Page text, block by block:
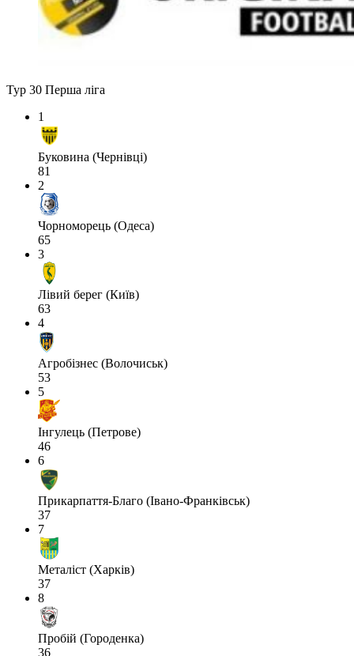
Тур 30 Перша ліга
1
Буковина (Чернівці)
81
2
Чорноморець (Одеса)
65
3
Лівий берег (Київ)
63
4
Агробізнес (Волочиськ)
53
5
Інгулець (Петрове)
46
6
Прикарпаття-Благо (Івано-Франківськ)
37
7
Металіст (Харків)
37
8
Пробій (Городенка)
36